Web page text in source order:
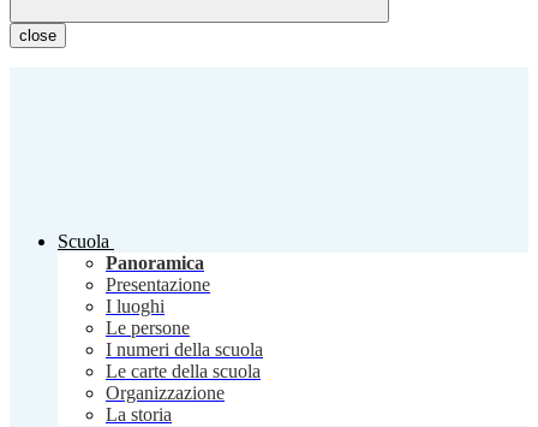
close
Scuola
Panoramica
Presentazione
I luoghi
Le persone
I numeri della scuola
Le carte della scuola
Organizzazione
La storia